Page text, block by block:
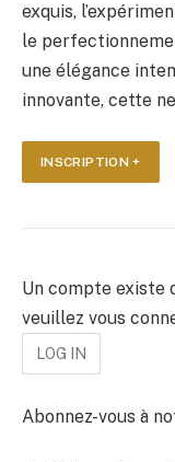
exquis,
le
une élégance
innovante, cette
INSCRIPTION +
Un compte existe
veuillez vous
Abonnez-vous à